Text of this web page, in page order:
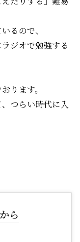
ので、
オで勉強する
ります。
つらい時代に入
ら